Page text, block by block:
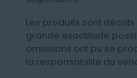
Les produits sont
grande exactitude
omissions ont pu se
la responsabilité du